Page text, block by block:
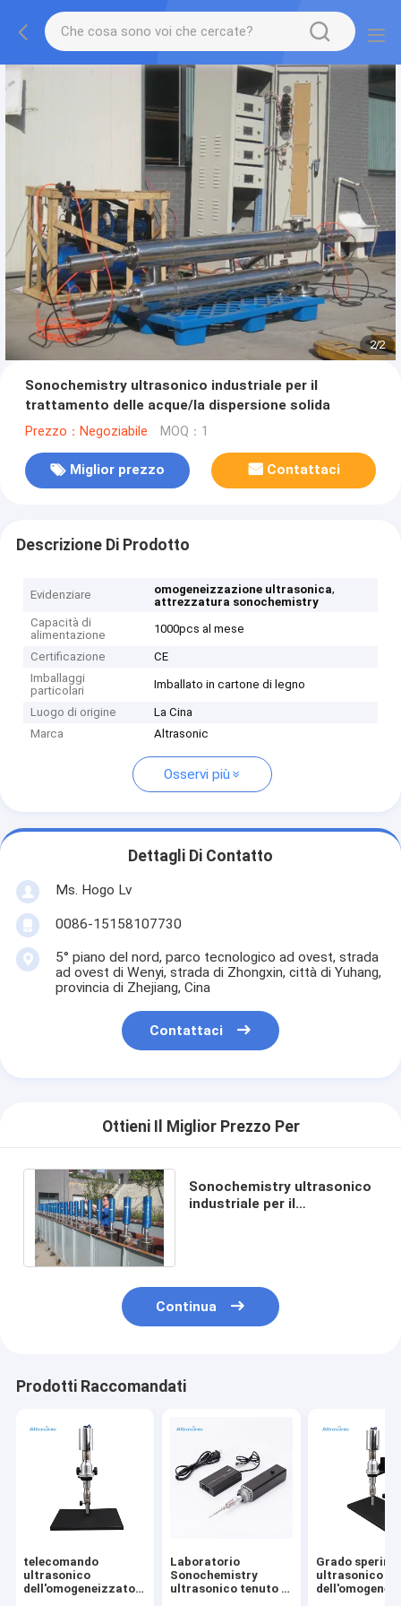
2/2
Sonochemistry ultrasonico industriale per il
trattamento delle acque/la dispersione solida
Prezzo：Negoziabile MOQ：1
Miglior prezzo Contattaci
Descrizione Di Prodotto
Evidenziare omogeneizzazione ultrasonica,
attrezzatura sonochemistry
Capacità di
alimentazione
1000pcs al mese
Certificazione
CE
Imballaggi
particolari
Imballato in cartone di legno
Luogo di origine
La Cina
Marca
Altrasonic
Osservi più
Dettagli Di Contatto
Ms. Hogo Lv
0086-15158107730
5° piano del nord, parco tecnologico ad ovest, strada
ad ovest di Wenyi, strada di Zhongxin, città di Yuhang,
provincia di Zhejiang, Cina
Contattaci
Ottieni Il Miglior Prezzo Per
Sonochemistry ultrasonico
industriale per il
Continua
Prodotti Raccomandati
telecomando
ultrasonico
dell'omogeneizzatore
Laboratorio
Sonochemistry
ultrasonico tenuto in
Grado
ultrasonico